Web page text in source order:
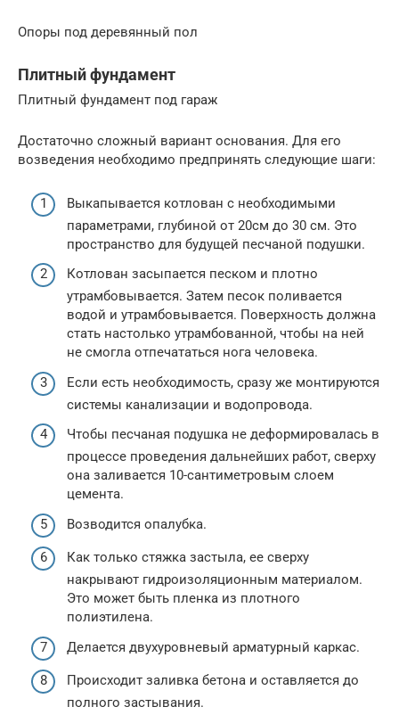
Опоры под деревянный пол
Плитный фундамент
Плитный фундамент под гараж
Достаточно сложный вариант основания. Для его
возведения необходимо предпринять следующие шаги:
Выкапывается котлован с необходимыми
параметрами, глубиной от 20см до 30 см. Это
пространство для будущей песчаной подушки.
Котлован засыпается песком и плотно
утрамбовывается. Затем песок поливается
водой и утрамбовывается. Поверхность должна
стать настолько утрамбованной, чтобы на ней
не смогла отпечататься нога человека.
Если есть необходимость, сразу же монтируются
системы канализации и водопровода.
Чтобы песчаная подушка не деформировалась в
процессе проведения дальнейших работ, сверху
она заливается 10-сантиметровым слоем
цемента.
Возводится опалубка.
Как только стяжка застыла, ее сверху
накрывают гидроизоляционным материалом.
Это может быть пленка из плотного
полиэтилена.
Делается двухуровневый арматурный каркас.
Происходит заливка бетона и оставляется до
полного застывания.